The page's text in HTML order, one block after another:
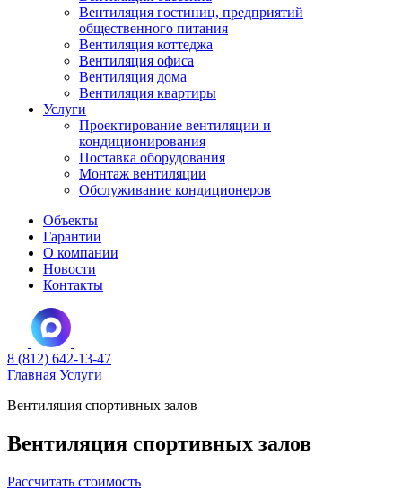
Вентиляция гостиниц, предприятий
общественного питания
Вентиляция коттеджа
Вентиляция офиса
Вентиляция дома
Вентиляция квартиры
Услуги
Проектирование вентиляции и
кондиционирования
Поставка оборудования
Монтаж вентиляции
Обслуживание кондиционеров
Объекты
Гарантии
О компании
Новости
Контакты
8 (812) 642-13-47
Главная Услуги
Вентиляция спортивных залов
Вентиляция спортивных залов
Рассчитать стоимость